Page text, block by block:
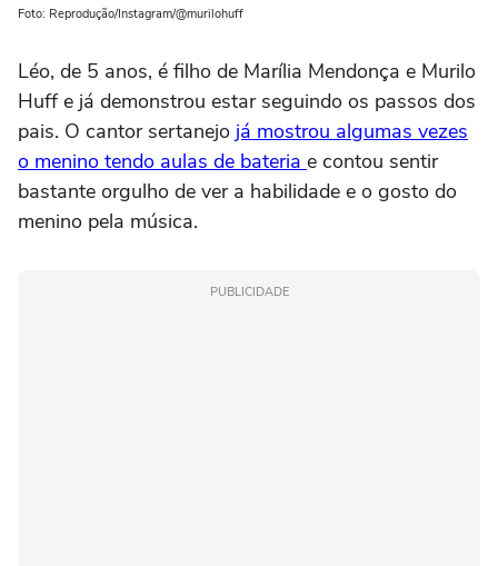
Foto: Reprodução/Instagram/@murilohuff
Léo, de 5 anos, é filho de Marília Mendonça e Murilo
Huff e já demonstrou estar seguindo os passos dos
pais. O cantor sertanejo já mostrou algumas vezes
o menino tendo aulas de bateria e contou sentir
bastante orgulho de ver a habilidade e o gosto do
menino pela música.
PUBLICIDADE